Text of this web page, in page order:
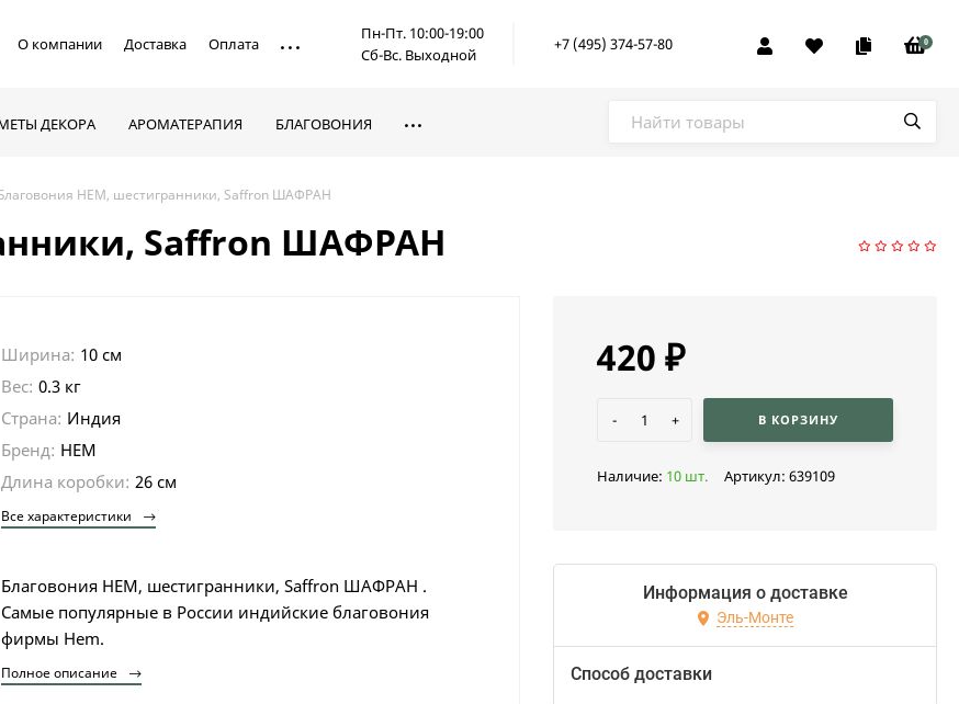
О компании Доставка Оплата
Пн-Пт. 10:00-19:00
Сб-Вс. Выходной
+7 (495) 374-57-80 0
ДЕКОРА АРОМАТЕРАПИЯ БЛАГОВОНИЯ
HEM, шестигранники, Saffron ШАФРАН
Saffron ШАФРАН
Ширина: 10 см
Вес: 0.3 кг
Страна: Индия
Бренд: HEM
Длина коробки: 26 см
Все характеристики
Благовония HEM, шестигранники, Saffron ШАФРАН .
Самые популярные в России индийские благовония
фирмы Hem.
Полное описание
420 ₽
- + В КОРЗИНУ
Наличие: 10 шт. Артикул: 639109
Информация о доставке
Эль-Монте
Способ доставки